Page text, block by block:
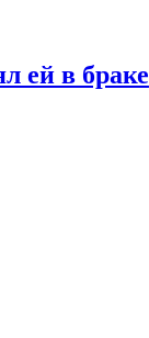
ей в браке